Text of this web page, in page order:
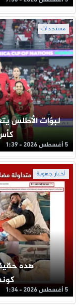
مستجدات
لبؤات الأطلس
5 أغسطس 2026 - 1:39
أخبار جهوية
هده
5 أغسطس 2026 - 1:34